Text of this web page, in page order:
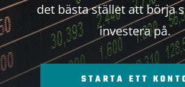
det bästa stället att börja
investera på.
STARTA ETT